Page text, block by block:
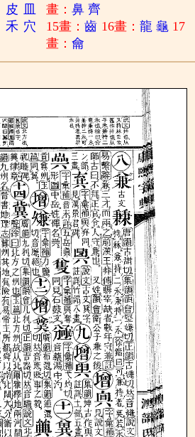
皮
禾 穴
畫：鼻 齊
15畫：齒 16畫： 龍 龜 17
畫：龠